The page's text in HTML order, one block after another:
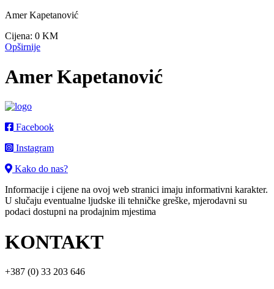
Amer Kapetanović
Cijena: 0 KM
Opširnije
Amer Kapetanović
Facebook
Instagram
Kako do nas?
Informacije i cijene na ovoj web stranici imaju informativni karakter.
U slučaju eventualne ljudske ili tehničke greške, mjerodavni su
podaci dostupni na prodajnim mjestima
KONTAKT
+387 (0) 33 203 646